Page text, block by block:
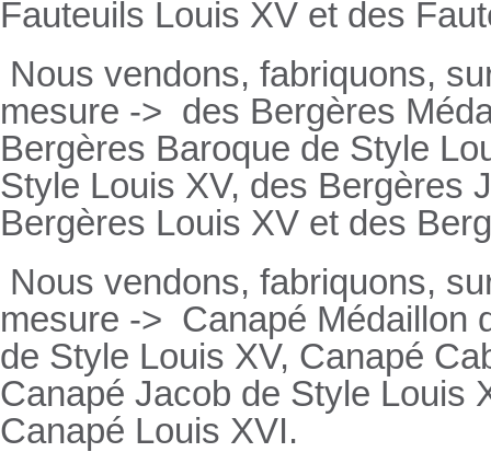
Fauteuils Louis XV et des
Nous vendons, fabriquons,
mesure -> des Bergères
Bergères Baroque de Style
Style Louis XV, des Bergères
Bergères Louis XV et des
Nous vendons, fabriquons,
mesure -> Canapé Médaillon
de Style Louis XV, Canapé
Canapé Jacob de Style Louis
Canapé Louis XVI.